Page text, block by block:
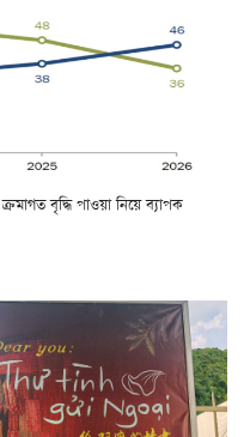
বৃদ্ধি পাওয়া নিয়ে ব্যাপক